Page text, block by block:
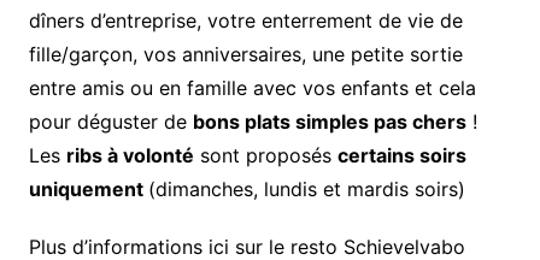
dîners d’entreprise, votre enterrement de vie de
fille/garçon, vos anniversaires, une petite sortie
entre amis ou en famille avec vos enfants et cela
pour déguster de bons plats simples pas chers!
Les ribs à volonté sont proposés certains soirs
uniquement (dimanches, lundis et mardis soirs)
Plus d’informations ici sur le resto Schievelvabo